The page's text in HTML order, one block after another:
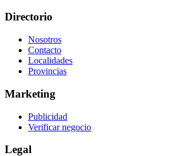
Directorio
Nosotros
Contacto
Localidades
Provincias
Marketing
Publicidad
Verificar negocio
Legal